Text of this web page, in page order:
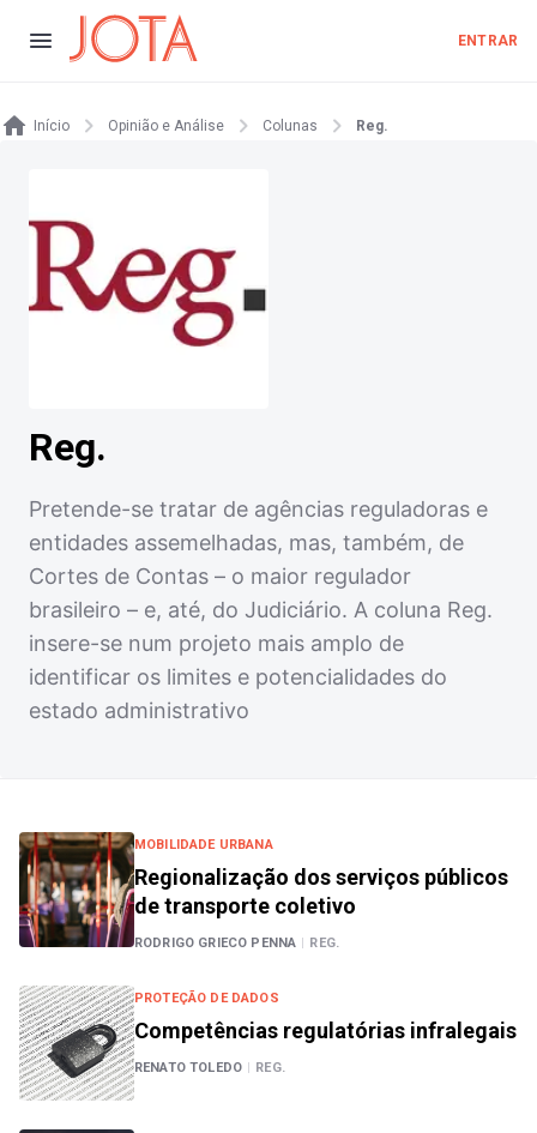
ENTRAR
Início Opinião e Análise Colunas Reg.
Reg.
Pretende-se tratar de agências reguladoras e
entidades assemelhadas, mas, também, de
Cortes de Contas – o maior regulador
brasileiro – e, até, do Judiciário. A coluna Reg.
insere-se num projeto mais amplo de
identificar os limites e potencialidades do
estado administrativo
MOBILIDADE URBANA
Regionalização dos serviços públicos
de transporte coletivo
RODRIGO GRIECO PENNA | REG.
PROTEÇÃO DE DADOS
Competências regulatórias infralegais
RENATO TOLEDO | REG.